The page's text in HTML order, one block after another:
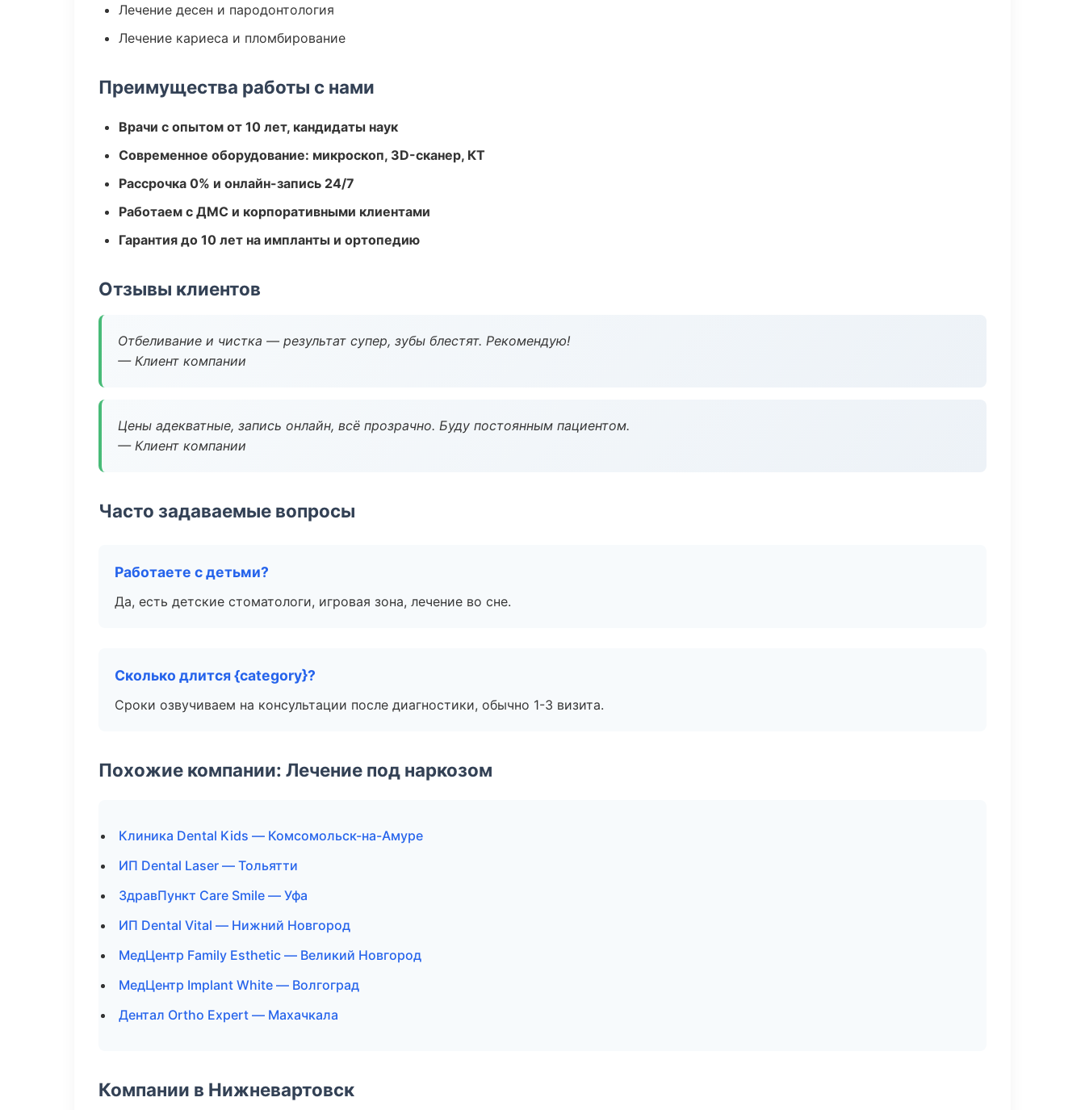
Лечение десен и пародонтология
Лечение кариеса и пломбирование
Преимущества работы с нами
Врачи с опытом от 10 лет, кандидаты наук
Современное оборудование: микроскоп, 3D-сканер, КТ
Рассрочка 0% и онлайн-запись 24/7
Работаем с ДМС и корпоративными клиентами
Гарантия до 10 лет на импланты и ортопедию
Отзывы клиентов
Отбеливание и чистка — результат супер, зубы блестят. Рекомендую!
— Клиент компании
Цены адекватные, запись онлайн, всё прозрачно. Буду постоянным пациентом.
— Клиент компании
Часто задаваемые вопросы
Работаете с детьми?
Да, есть детские стоматологи, игровая зона, лечение во сне.
Сколько длится {category}?
Сроки озвучиваем на консультации после диагностики, обычно 1-3 визита.
Похожие компании: Лечение под наркозом
Клиника Dental Kids — Комсомольск-на-Амуре
ИП Dental Laser — Тольятти
ЗдравПункт Care Smile — Уфа
ИП Dental Vital — Нижний Новгород
МедЦентр Family Esthetic — Великий Новгород
МедЦентр Implant White — Волгоград
Дентал Ortho Expert — Махачкала
Компании в Нижневартовск